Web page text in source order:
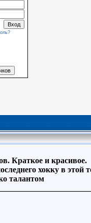
Краткое и красивое.
хокку в этой
талантом